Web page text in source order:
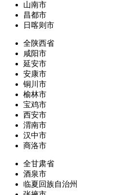
山南市
昌都市
日喀则市
全陕西省
咸阳市
延安市
安康市
铜川市
榆林市
宝鸡市
西安市
渭南市
汉中市
商洛市
全甘肃省
酒泉市
临夏回族自治州